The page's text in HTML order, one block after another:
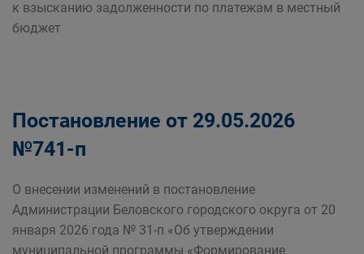
к взысканию задолженности по платежам в местный
бюджет
Постановление от 29.05.2026
№741-п
О внесении изменений в постановление
Администрации Беловского городского округа от 20
января 2026 года № 31-п «Об утверждении
муниципальной программы «Формирование